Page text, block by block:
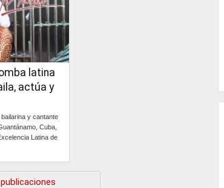
latina
actúa y
y cantante
Cuba,
Latina de